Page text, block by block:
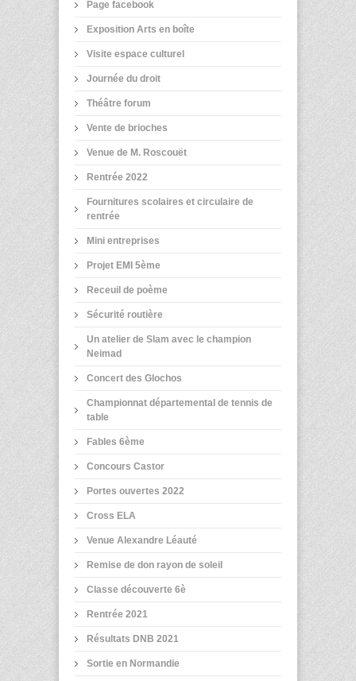
Page facebook
Exposition Arts en boîte
Visite espace culturel
Journée du droit
Théâtre forum
Vente de brioches
Venue de M. Roscouët
Rentrée 2022
Fournitures scolaires et circulaire de
rentrée
Mini entreprises
Projet EMI 5ème
Receuil de poème
Sécurité routière
Un atelier de Slam avec le champion
Neimad
Concert des Glochos
Championnat départemental de tennis de
table
Fables 6ème
Concours Castor
Portes ouvertes 2022
Cross ELA
Venue Alexandre Léauté
Remise de don rayon de soleil
Classe découverte 6è
Rentrée 2021
Résultats DNB 2021
Sortie en Normandie